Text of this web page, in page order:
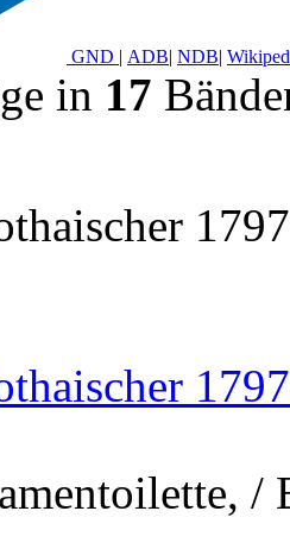
GND | ADB| NDB|
in 17
1797
/